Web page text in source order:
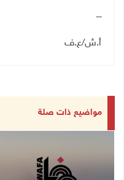
ــــ
أ.ش/ع.ف
مواضيع ذات صلة